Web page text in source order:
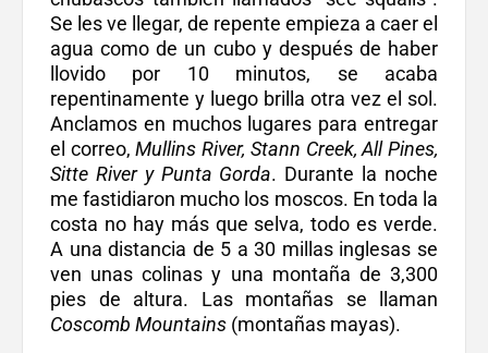
Se les ve llegar, de repente empieza a caer el
agua como de un cubo y después de haber
llovido por 10 minutos, se acaba
repentinamente y luego brilla otra vez el sol.
Anclamos en muchos lugares para entregar
el correo,Mullins River, Stann Creek, All Pines,
Sitte River y Punta Gorda. Durante la noche
me fastidiaron mucho los moscos. En toda la
costa no hay más que selva, todo es verde.
A una distancia de 5 a 30 millas inglesas se
ven unas colinas y una montaña de 3,300
pies de altura. Las montañas se llaman
Coscomb Mountains (montañas mayas).